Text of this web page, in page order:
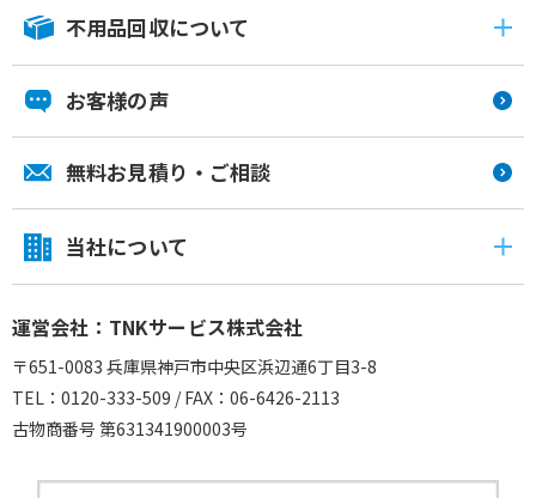
不用品回収について
お客様の声
無料お見積り・ご相談
当社について
運営会社：TNKサービス株式会社
〒651-0083 兵庫県神戸市中央区浜辺通6丁目3-8
TEL：0120-333-509 / FAX：06-6426-2113
古物商番号 第631341900003号